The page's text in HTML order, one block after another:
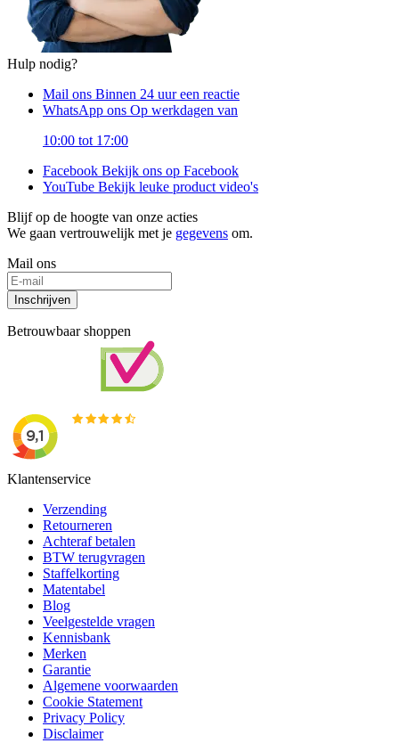
Hulp nodig?
Mail ons Binnen 24 uur een reactie
WhatsApp ons Op werkdagen van
10:00 tot 17:00
Facebook Bekijk ons op Facebook
YouTube Bekijk leuke product video's
Blijf op de hoogte van onze acties
We gaan vertrouwelijk met je gegevens om.
Mail ons
Inschrijven
Betrouwbaar shoppen
Klantenservice
Verzending
Retourneren
Achteraf betalen
BTW terugvragen
Staffelkorting
Matentabel
Blog
Veelgestelde vragen
Kennisbank
Merken
Garantie
Algemene voorwaarden
Cookie Statement
Privacy Policy
Disclaimer